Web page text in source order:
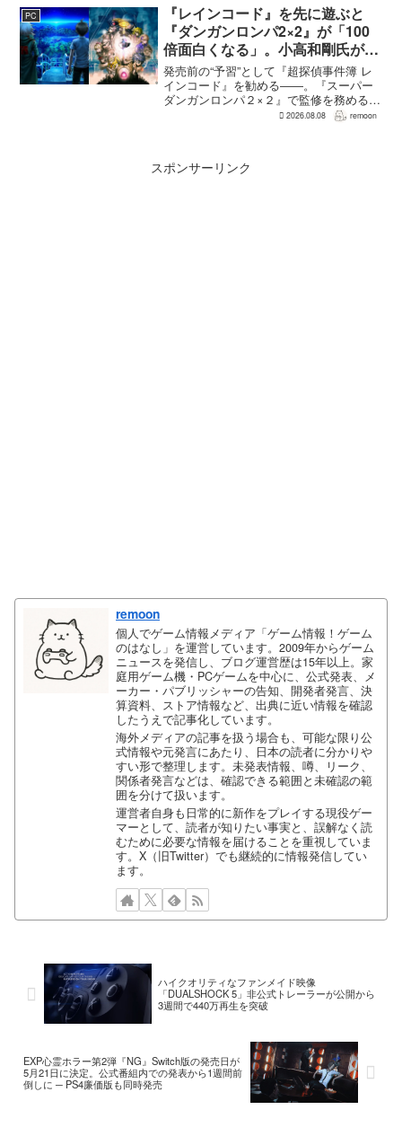
何度も挑戦すれば先へ進める...
PC
『レインコード』を先に遊ぶと
『ダンガンロンパ2×2』が「100
倍面白くなる」。小高和剛氏がプ
レイをおすすめ
発売前の“予習”として『超探偵事件簿 レ
インコード』を勧める――。『スーパー
ダンガンロンパ２×２』で監修を務める小
高和剛氏が、そんなメッセージをファン
2026.08.08 remoon
スポンサーリンク
remoon
個人でゲーム情報メディア「ゲーム情報！ゲーム
のはなし」を運営しています。2009年からゲーム
ニュースを発信し、ブログ運営歴は15年以上。家
庭用ゲーム機・PCゲームを中心に、公式発表、メ
ーカー・パブリッシャーの告知、開発者発言、決
算資料、ストア情報など、出典に近い情報を確認
したうえで記事化しています。
海外メディアの記事を扱う場合も、可能な限り公
式情報や元発言にあたり、日本の読者に分かりや
すい形で整理します。未発表情報、噂、リーク、
関係者発言などは、確認できる範囲と未確認の範
囲を分けて扱います。
運営者自身も日常的に新作をプレイする現役ゲー
マーとして、読者が知りたい事実と、誤解なく読
むために必要な情報を届けることを重視していま
す。X（旧Twitter）でも継続的に情報発信してい
ます。
ハイクオリティなファンメイド映像
「DUALSHOCK 5」非公式トレーラーが公開から
3週間で440万再生を突破
EXP心霊ホラー第2弾『NG』Switch版の発売日が
5月21日に決定。公式番組内での発表から1週間前
倒しに ─ PS4廉価版も同時発売